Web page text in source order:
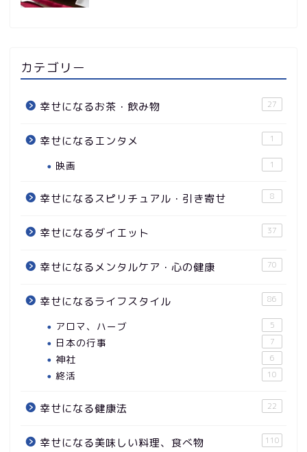
カテゴリー
幸せになるお茶・飲み物 27
幸せになるエンタメ 1
映画 1
幸せになるスピリチュアル・引き寄せ 8
幸せになるダイエット 37
幸せになるメンタルケア・心の健康 70
幸せになるライフスタイル 86
アロマ、ハーブ 5
日本の行事 7
神社 6
終活 10
幸せになる健康法 22
幸せになる美味しい料理、食べ物 110